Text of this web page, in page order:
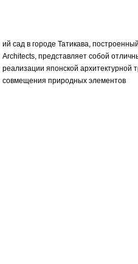
ий сад в городе Татикава,
Architects, представляет собой
реализации японской архитектурной
совмещения природных элементов